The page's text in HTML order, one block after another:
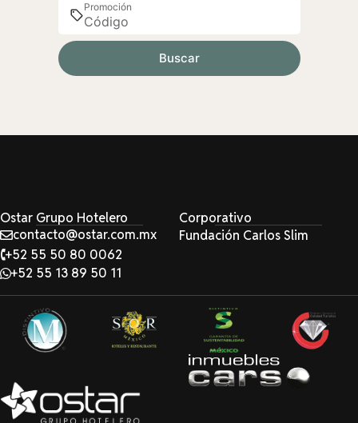
Promoción
Buscar
Ostar Grupo Hotelero
contacto@ostar.com.mx
+52 55 50 80 0062
+52 55 13 89 50 11
Corporativo
Fundación Carlos Slim